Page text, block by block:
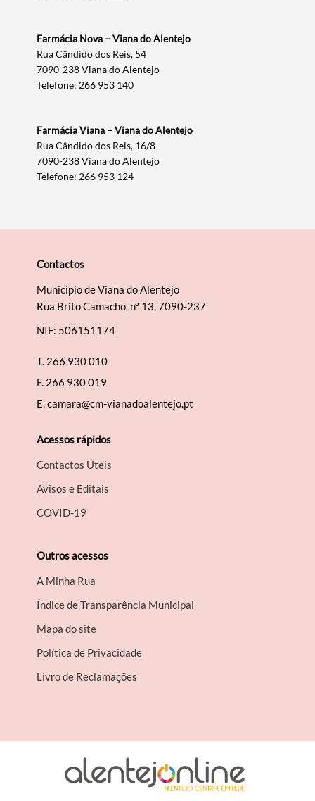
Categorias gerais
Filtros
Farmácia Nova – Viana do Alentejo
Rua Cândido dos Reis, 54
7090-238 Viana do Alentejo
Telefone: 266 953 140
Farmácia Viana – Viana do Alentejo
Rua Cândido dos Reis, 16/8
7090-238 Viana do Alentejo
Telefone: 266 953 124
Contactos
Município de Viana do Alentejo
Rua Brito Camacho, nº 13, 7090-237
NIF: 506151174
T. 266 930 010
F. 266 930 019
E.camara@cm-vianadoalentejo.pt
Acessos rápidos
Contactos Úteis
Avisos e Editais
COVID-19
Outros acessos
A Minha Rua
Índice de Transparência Municipal
Mapa do site
Política de Privacidade
Livro de Reclamações